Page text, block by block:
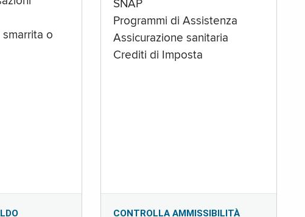
o
SNAP
Programmi di Assistenza
Assicurazione sanitaria
Crediti di Imposta
CONTROLLA AMMISSIBILITÀ